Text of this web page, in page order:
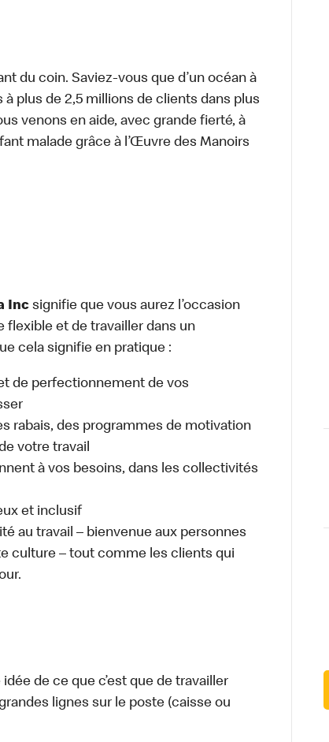
Santé et
du coin. Saviez-vous que d’un océan à
plus de 2,5 millions de clients dans plus
venons en aide, avec grande fierté, à
malade grâce à l’Œuvre des Manoirs
Inc signifie que vous aurez l’occasion
flexible et de travailler dans un
cela signifie en pratique :
de perfectionnement de vos
rabais, des programmes de motivation
votre travail
à vos besoins, dans les collectivités
et inclusif
au travail – bienvenue aux personnes
culture – tout comme les clients qui
de ce que c’est que de travailler
lignes sur le poste (caisse ou